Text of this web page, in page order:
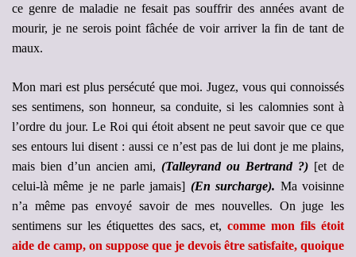
ce genre de maladie ne fesait pas souffrir des années avant de
mourir, je ne serois point fâchée de voir arriver la fin de tant de
maux.
Mon mari est plus persécuté que moi. Jugez, vous qui connoissés
ses sentimens, son honneur, sa conduite, si les calomnies sont à
l’ordre du jour. Le Roi qui étoit absent ne peut savoir que ce que
ses entours lui disent : aussi ce n’est pas de lui dont je me plains,
mais bien d’un ancien ami, (Talleyrand ou Bertrand ?) [et de
celui-là même je ne parle jamais] (En surcharge). Ma voisinne
n’a même pas envoyé savoir de mes nouvelles. On juge les
sentimens sur les étiquettes des sacs, et,comme mon fils étoit
aide de camp, on suppose que je devois être satisfaite, quoique